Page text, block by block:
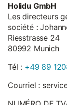
Holidu GmbH
Les directeurs
société :
Riesstrasse 24
80992 Munich
Tél : +49 89
Courriel :